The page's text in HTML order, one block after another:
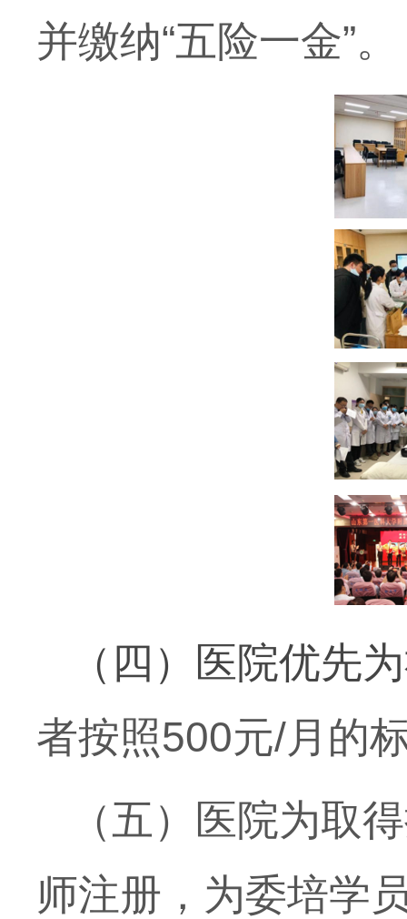
并缴纳“五险一金”。
（四）医院优先
者按照500元/月的
（五）医院为取
师注册，为委培学